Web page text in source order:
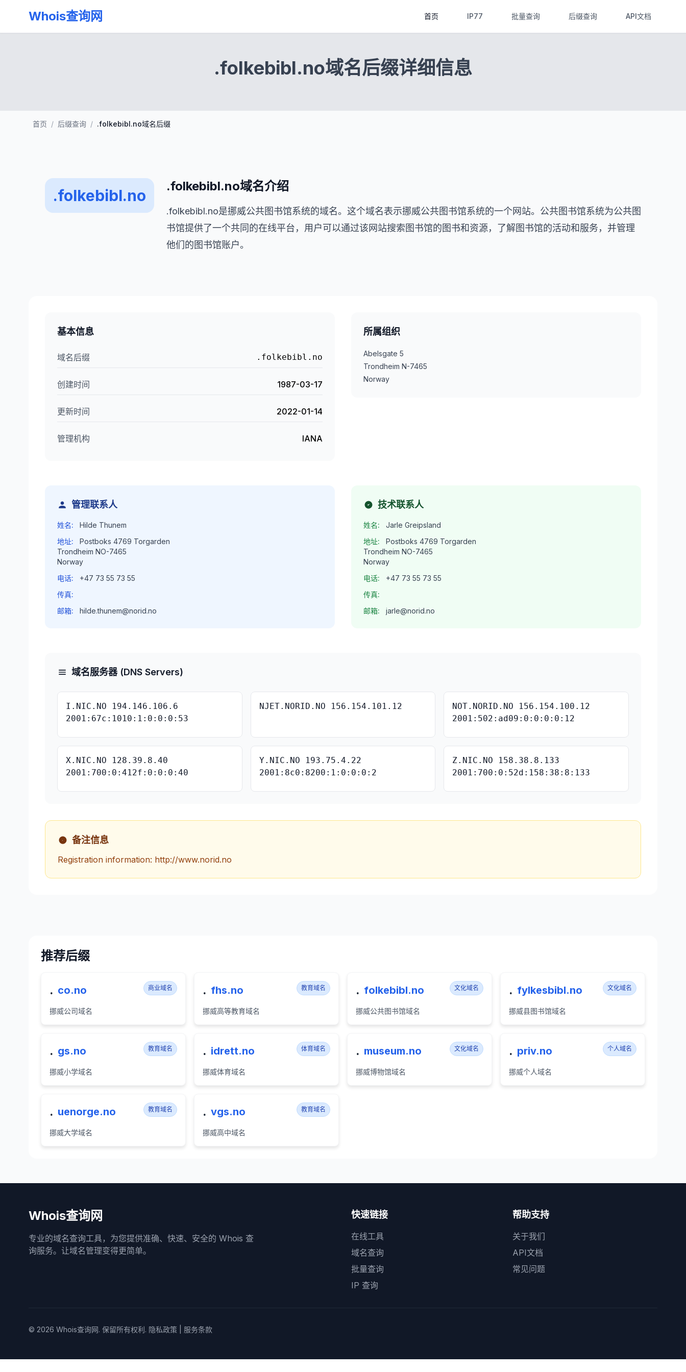
Whois查询网 首页 IP77 批量查询 后缀查询 API文档
.folkebibl.no域名后缀详细信息
首页 / 后缀查询 / .folkebibl.no域名后缀
.folkebibl.no
.folkebibl.no域名介绍
.folkebibl.no是挪威公共图书馆系统的域名。这个域名表示挪威公共图书馆系统的一个网站。公共图书馆系统为公共图
书馆提供了一个共同的在线平台，用户可以通过该网站搜索图书馆的图书和资源，了解图书馆的活动和服务，并管理
他们的图书馆账户。
基本信息
域名后缀 .folkebibl.no
创建时间 1987-03-17
更新时间 2022-01-14
管理机构 IANA
所属组织
Abelsgate 5
Trondheim N-7465
Norway
管理联系人
姓名:
Hilde Thunem
地址:
Postboks 4769 Torgarden
Trondheim NO-7465
Norway
电话:
+47 73 55 73 55
传真:
邮箱:
hilde.thunem@norid.no
技术联系人
姓名:
Jarle Greipsland
地址:
Postboks 4769 Torgarden
Trondheim NO-7465
Norway
电话:
+47 73 55 73 55
传真:
邮箱:
jarle@norid.no
域名服务器 (DNS Servers)
I.NIC.NO 194.146.106.6
2001:67c:1010:1:0:0:0:53
NJET.NORID.NO 156.154.101.12
NOT.NORID.NO 156.154.100.12
2001:502:ad09:0:0:0:0:12
X.NIC.NO 128.39.8.40
2001:700:0:412f:0:0:0:40
Y.NIC.NO 193.75.4.22
2001:8c0:8200:1:0:0:0:2
Z.NIC.NO 158.38.8.133
2001:700:0:52d:158:38:8:133
备注信息
Registration information: http://www.norid.no
推荐后缀
. co.no 商业域名
挪威公司域名
. fhs.no 教育域名
挪威高等教育域名
. folkebibl.no 文化域名
挪威公共图书馆域名
. fylkesbibl.no 文化域名
挪威县图书馆域名
. gs.no 教育域名
挪威小学域名
. idrett.no 体育域名
挪威体育域名
. museum.no 文化域名
挪威博物馆域名
. priv.no 个人域名
挪威个人域名
. uenorge.no 教育域名
挪威大学域名
. vgs.no 教育域名
挪威高中域名
Whois查询网
专业的域名查询工具，为您提供准确、快速、安全的 Whois 查
询服务。让域名管理变得更简单。
快速链接
在线工具
域名查询
批量查询
IP 查询
帮助支持
关于我们
API文档
常见问题
© 2026 Whois查询网. 保留所有权利. 隐私政策 服务条款